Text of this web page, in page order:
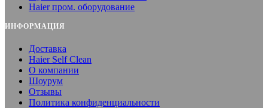
Haier пром. оборудование
ИНФОРМАЦИЯ
Доставка
Haier Self Clean
О компании
Шоурум
Отзывы
Политика конфиденциальности